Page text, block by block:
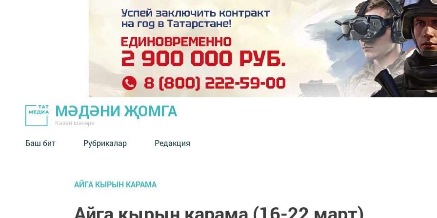
МӘДӘНИ ҖОМГА
Казан шәһәре
Баш бит Рубрикалар Редакция
АЙГА КЫРЫН КАРАМА
Айга кырын карама (16-22 март)